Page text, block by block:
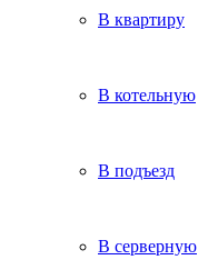
В квартиру
В котельную
В подъезд
В серверную